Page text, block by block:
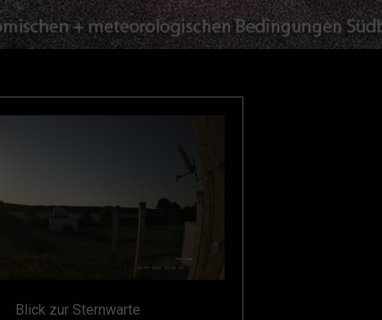
Blick zur Sternwarte